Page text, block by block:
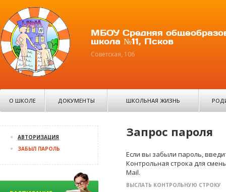
МБОУ Средняя
школа №11, Псков
Советская, 106
О ШКОЛЕ ДОКУМЕНТЫ ШКОЛЬНАЯ ЖИЗНЬ
Запрос пароля
Если вы забыли пароль,
Контрольная строка для
Mail.
ВЫСЛАТЬ КОНТРОЛЬНУЮ СТРОКУ
АВТОРИЗАЦИЯ
ЗАБЫЛ ПАРОЛЬ